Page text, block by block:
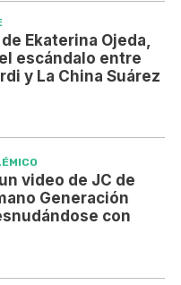
Ekaterina Ojeda,
escándalo entre
y La China Suárez
video de JC de
Generación
con